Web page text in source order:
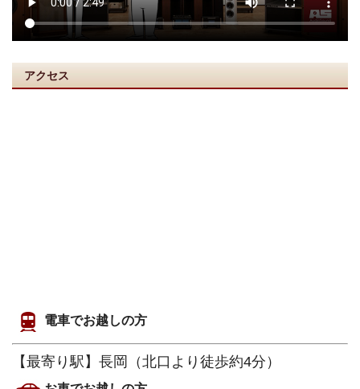
アクセス
電車でお越しの方
【最寄り駅】長岡（北口より徒歩約4分）